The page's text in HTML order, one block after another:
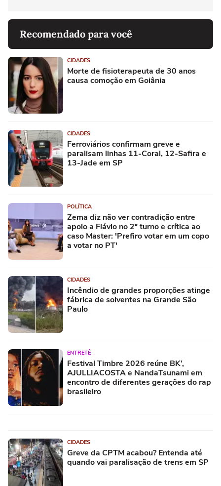
Recomendado para você
CIDADES
Morte de fisioterapeuta de 30 anos
causa comoção em Goiânia
CIDADES
Ferroviários confirmam greve e
paralisam linhas 11-Coral, 12-Safira e
13-Jade em SP
POLÍTICA
Zema diz não ver contradição entre
apoio a Flávio no 2º turno e crítica ao
caso Master: 'Prefiro votar em um copo
a votar no PT'
CIDADES
Incêndio de grandes proporções atinge
fábrica de solventes na Grande São
Paulo
ENTRETÊ
Festival Timbre 2026 reúne BK’,
AJULLIACOSTA e NandaTsunami em
encontro de diferentes gerações do rap
brasileiro
CIDADES
Greve da CPTM acabou? Entenda até
quando vai paralisação de trens em SP